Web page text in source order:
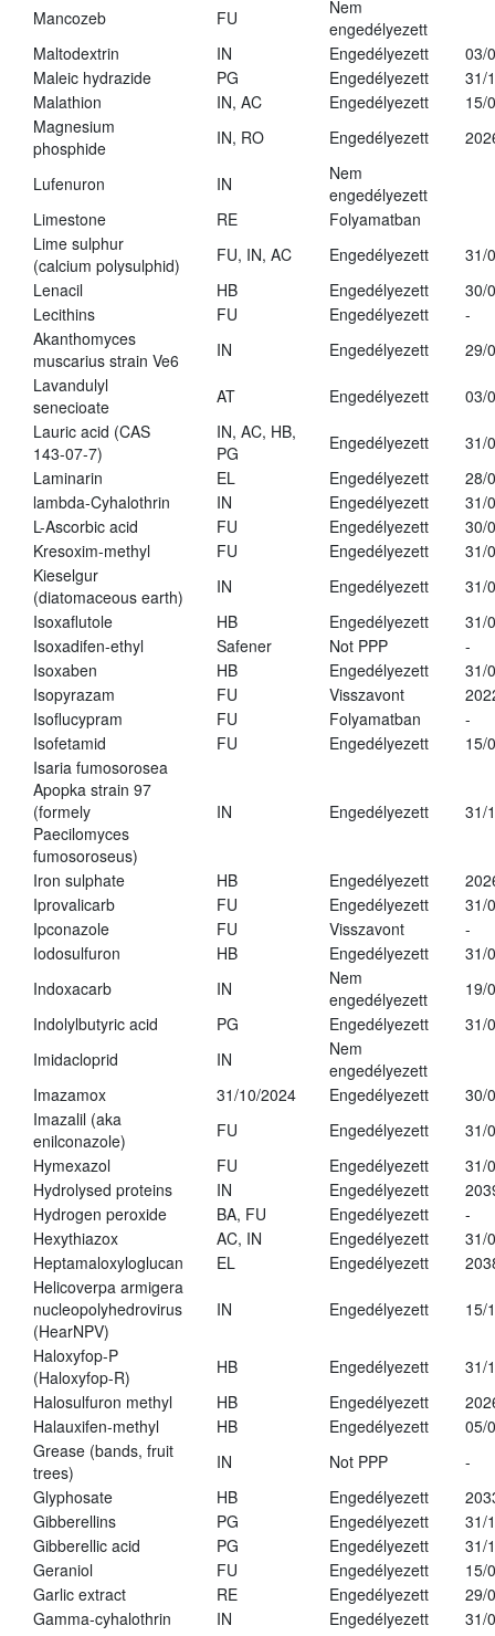
Mancozeb
FU
Nem
engedélyezett
Maltodextrin
IN Engedélyezett
03/
Maleic hydrazide
PG Engedélyezett
31/
Malathion
IN, AC Engedélyezett
15/
Magnesium
phosphide
IN, RO Engedélyezett
Lufenuron IN
Nem
engedélyezett
Limestone
RE
Folyamatban
Lime sulphur
(calcium polysulphid)
FU, IN, AC Engedélyezett
31/
Lenacil
HB Engedélyezett
30/
Lecithins
FU Engedélyezett
-
Akanthomyces
muscarius strain Ve6
IN Engedélyezett
29/
Lavandulyl
senecioate
AT Engedélyezett
03/
Lauric acid (CAS
143-07-7)
IN, AC, HB,
PG
Engedélyezett
31/
Laminarin
EL Engedélyezett
28/
lambda-Cyhalothrin
IN Engedélyezett
31/
L-Ascorbic acid
FU Engedélyezett
30/
Kresoxim-methyl
FU Engedélyezett
31/
Kieselgur
(diatomaceous earth)
IN Engedélyezett
31/
Isoxaflutole
HB Engedélyezett
31/
Isoxadifen-ethyl
Safener Not PPP
-
Isoxaben
HB Engedélyezett
31/
Isopyrazam
FU Visszavont
Isoflucypram
FU Folyamatban
-
Isofetamid
FU Engedélyezett
15/
Isaria fumosorosea
Apopka strain 97
(formely
Paecilomyces
fumosoroseus)
IN Engedélyezett 31/
Iron sulphate HB Engedélyezett
Iprovalicarb
FU Engedélyezett
31/
Ipconazole
FU Visszavont
-
Iodosulfuron
HB Engedélyezett
31/
Indoxacarb
IN
Nem
engedélyezett
19/
Indolylbutyric acid
PG Engedélyezett
31/
Imidacloprid
IN
Nem
engedélyezett
Imazamox
31/10/2024 Engedélyezett
30/
Imazalil (aka
enilconazole)
FU Engedélyezett
31/
Hymexazol
FU Engedélyezett
31/
Hydrolysed proteins
IN Engedélyezett
Hydrogen peroxide
BA, FU Engedélyezett
-
Hexythiazox
AC, IN Engedélyezett
31/
Heptamaloxyloglucan
EL Engedélyezett
Helicoverpa armigera
nucleopolyhedrovirus
(HearNPV)
IN Engedélyezett 15/
Haloxyfop-P
(Haloxyfop-R)
HB Engedélyezett
31/
Halosulfuron methyl
HB Engedélyezett
Halauxifen-methyl
HB Engedélyezett
05/
Grease (bands, fruit
trees)
IN Not PPP
-
Glyphosate
HB Engedélyezett
Gibberellins
PG Engedélyezett
31/
Gibberellic acid
PG Engedélyezett
31/
Geraniol
FU Engedélyezett
15/
Garlic extract
RE Engedélyezett
29/
Gamma-cyhalothrin
IN Engedélyezett
31/